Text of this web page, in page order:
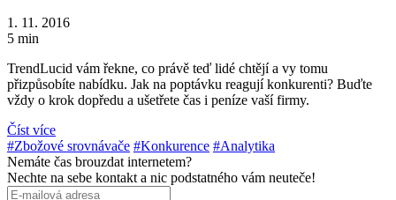
1. 11. 2016
5 min
TrendLucid vám řekne, co právě teď lidé chtějí a vy tomu
přizpůsobíte nabídku. Jak na poptávku reagují konkurenti? Buďte
vždy o krok dopředu a ušetřete čas i peníze vaší firmy.
Číst více
#Zbožové srovnávače #Konkurence #Analytika
Nemáte čas brouzdat internetem?
Nechte na sebe kontakt a nic podstatného vám neuteče!